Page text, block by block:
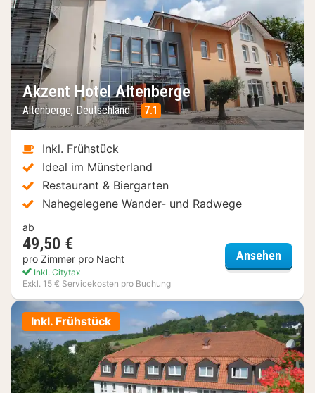
Akzent Hotel Altenberge
Altenberge, Deutschland 7.1
Inkl. Frühstück
Ideal im Münsterland
Restaurant & Biergarten
Nahegelegene Wander- und Radwege
ab
49,50 €
pro Zimmer pro Nacht
Inkl. Citytax
Exkl. 15 € Servicekosten pro Buchung
Ansehen
Inkl. Frühstück